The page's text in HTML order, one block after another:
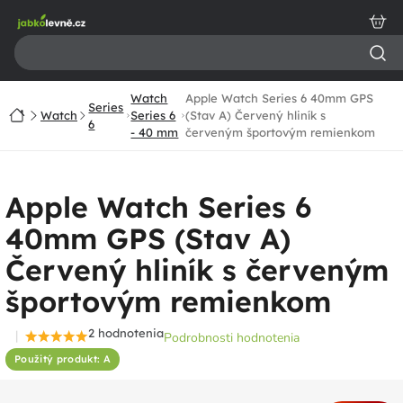
obsah
DomovWatch
Series
6
Watch
Series 6
- 40 mm
Apple Watch Series 6 40mm GPS
(Stav A) Červený hliník s
červeným športovým remienkom
Apple Watch Series 6
40mm GPS (Stav A)
Červený hliník s červeným
športovým remienkom
Použitý produkt: A
Priemerné
hodnotenie
2 hodnoteniaPodrobnosti hodnotenia